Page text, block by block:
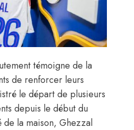
témoigne de la
de renforcer leurs
le départ de plusieurs
depuis le début du
la maison, Ghezzal